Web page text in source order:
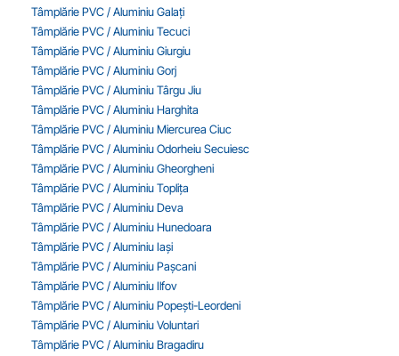
Tâmplărie PVC / Aluminiu Galați
Tâmplărie PVC / Aluminiu Tecuci
Tâmplărie PVC / Aluminiu Giurgiu
Tâmplărie PVC / Aluminiu Gorj
Tâmplărie PVC / Aluminiu Târgu Jiu
Tâmplărie PVC / Aluminiu Harghita
Tâmplărie PVC / Aluminiu Miercurea Ciuc
Tâmplărie PVC / Aluminiu Odorheiu Secuiesc
Tâmplărie PVC / Aluminiu Gheorgheni
Tâmplărie PVC / Aluminiu Toplița
Tâmplărie PVC / Aluminiu Deva
Tâmplărie PVC / Aluminiu Hunedoara
Tâmplărie PVC / Aluminiu Iași
Tâmplărie PVC / Aluminiu Pașcani
Tâmplărie PVC / Aluminiu Ilfov
Tâmplărie PVC / Aluminiu Popești-Leordeni
Tâmplărie PVC / Aluminiu Voluntari
Tâmplărie PVC / Aluminiu Bragadiru